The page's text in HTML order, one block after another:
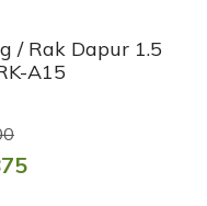
/ Rak Dapur 1.5
A15